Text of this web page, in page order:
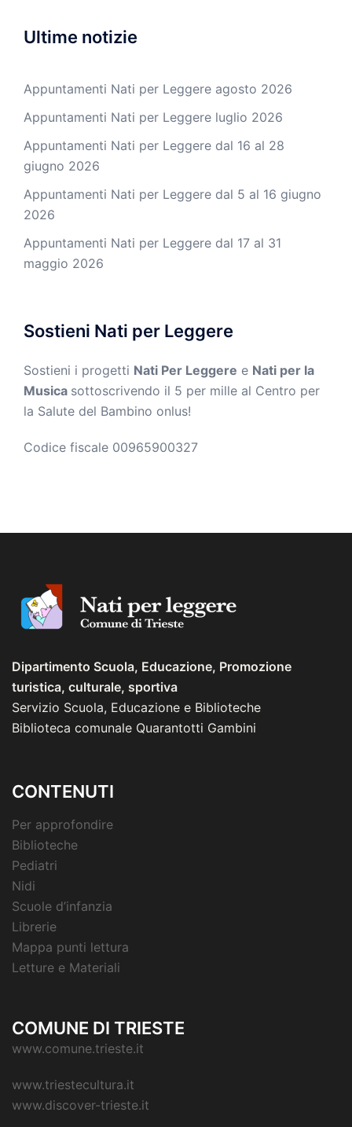
Ultime notizie
Appuntamenti Nati per Leggere agosto 2026
Appuntamenti Nati per Leggere luglio 2026
Appuntamenti Nati per Leggere dal 16 al 28
giugno 2026
Appuntamenti Nati per Leggere dal 5 al 16 giugno
2026
Appuntamenti Nati per Leggere dal 17 al 31
maggio 2026
Sostieni Nati per Leggere
Sostieni i progetti Nati Per Leggere e Nati per la
Musica sottoscrivendo il 5 per mille al Centro per
la Salute del Bambino onlus!
Codice fiscale 00965900327
Dipartimento Scuola, Educazione, Promozione
turistica, culturale, sportiva
Servizio Scuola, Educazione e Biblioteche
Biblioteca comunale Quarantotti Gambini
CONTENUTI
Per approfondire
Biblioteche
Pediatri
Nidi
Scuole d’infanzia
Librerie
Mappa punti lettura
Letture e Materiali
COMUNE DI TRIESTE
www.comune.trieste.it
www.triestecultura.it
www.discover-trieste.it